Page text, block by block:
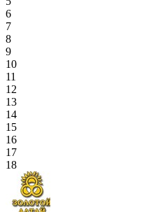
6
7
8
9
10
11
12
13
14
15
16
17
18